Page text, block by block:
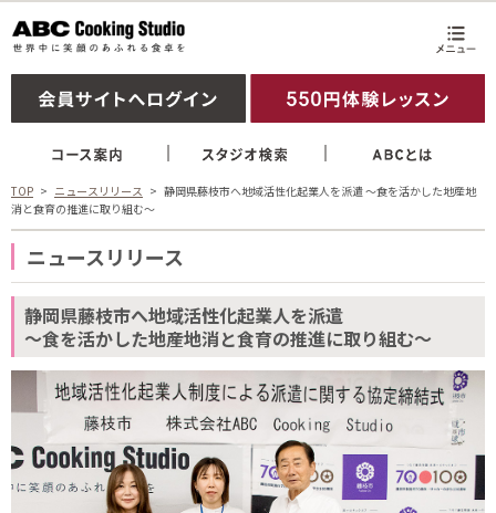
TOP ニュースリリース
静岡県藤枝市へ地域活性化起業人を派遣 ～食を活かした地産地
消と食育の推進に取り組む～
ニュースリリース
静岡県藤枝市へ地域活性化起業人を派遣
～食を活かした地産地消と食育の推進に取り組む～